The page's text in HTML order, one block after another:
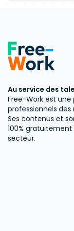
Au service des
Free-Work est
professionnels
Ses contenus et
100%
secteur.